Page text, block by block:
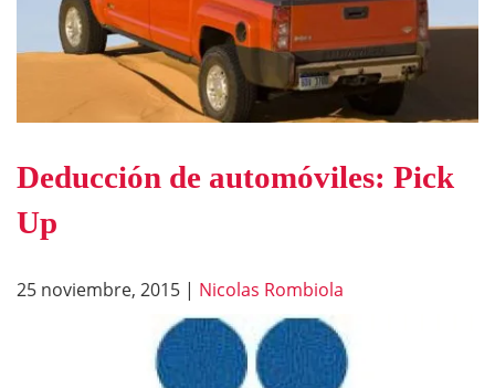
Deducción de automóviles: Pick
Up
25 noviembre, 2015 | Nicolas Rombiola